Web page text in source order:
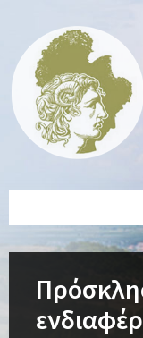
content
sidebar
sidebar
footer